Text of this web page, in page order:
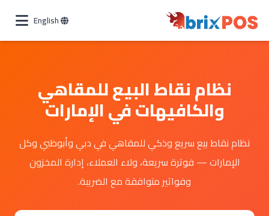
نظام نقاط البيع للمقاهي
والكافيهات في الإمارات
نظام نقاط بيع سريع وذكي للمقاهي في دبي وأبوظبي وكل
الإمارات — فوترة سريعة، ولاء العملاء، إدارة المخزون
وفواتير متوافقة مع الضريبة.